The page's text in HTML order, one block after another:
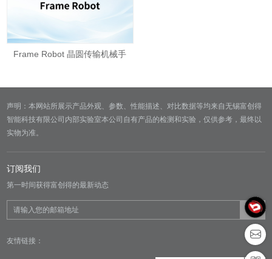
Frame Robot 晶圆传输机械手
声明：本网站所展示产品外观、参数、性能描述、对比数据等均来自无锡富创得
智能科技有限公司内部实验室本公司自有产品的检测和实验，仅供参考，最终以
实物为准。
订阅我们
第一时间获得富创得的最新动态
友情链接：